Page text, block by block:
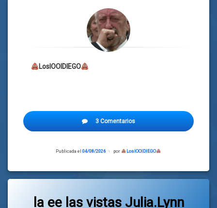
LosIOOIDIEGO
3 Comentarios
Publicada el04/08/2026
Actualizado
por LosIOOIDIEGO
la ee las vistas Julia.Lynn